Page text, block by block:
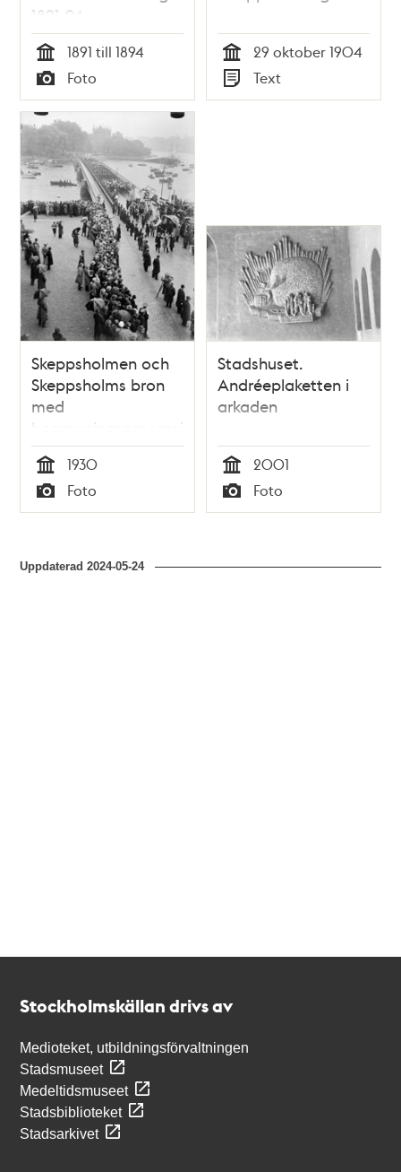
1891-94
Tid
1891 till 1894
Typ
Foto Tid
29 oktober 1904
Typ
Text
Skeppsholmen och
Skeppsholms bron
med
begravningsprocession
och kistorna med
stoften efter
Salomon August
Andrée, Knut
Strindberg som
förolyckats vid
Tid
1930
Typ
Foto
Stadshuset.
Andréeplaketten i
arkaden
Tid
2001
Typ
Foto
Uppdaterad2024-05-24
Stockholmskällan drivs av
Medioteket, utbildningsförvaltningen
Stadsmuseet
Medeltidsmuseet
Stadsbiblioteket
Stadsarkivet